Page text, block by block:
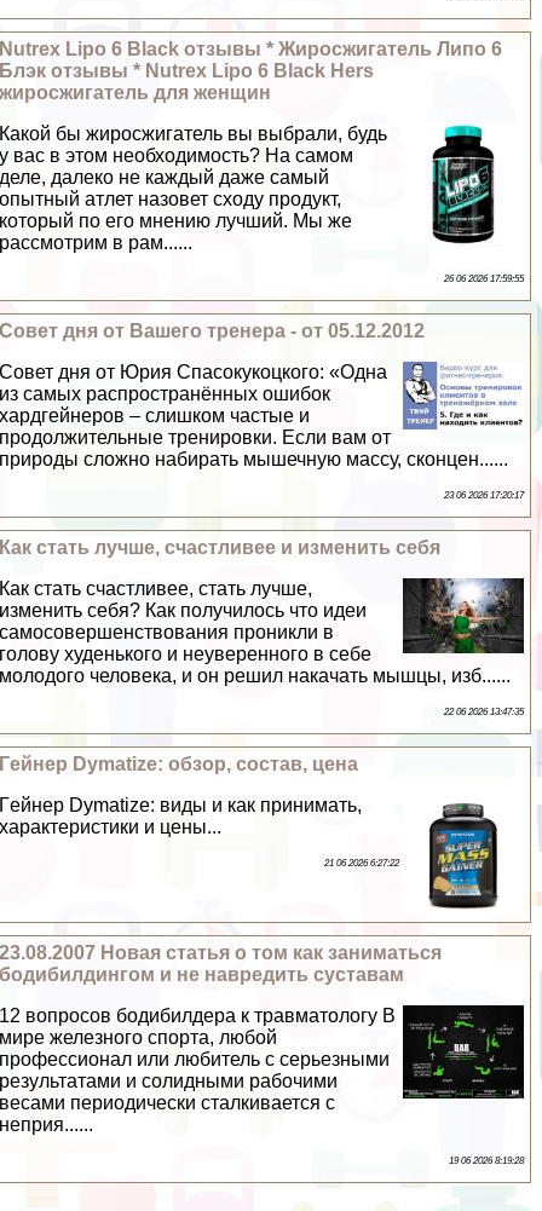
Nutrex Lipo 6 Black отзывы * Жиросжигатель Липо 6
Блэк отзывы * Nutrex Lipo 6 Black Hers
жиросжигатель для женщин
Какой бы жиросжигатель вы выбрали, будь
у вас в этом необходимость? На самом
деле, далеко не каждый даже самый
опытный атлет назовет сходу продукт,
который по его мнению лучший. Мы же
рассмотрим в рам......
26 06 2026 17:59:55
Совет дня от Вашего тренера - от 05.12.2012
Совет дня от Юрия Спасокукоцкого: «Одна
из самых распространённых ошибок
хардгeйнеров – слишком частые и
продолжительные тренировки. Если вам от
природы сложно набирать мышечную массу, сконцен......
23 06 2026 17:20:17
Как стать лучше, счастливее и изменить себя
Как стать счастливее, стать лучше,
изменить себя? Как получилось что идеи
самосовершенствования проникли в
голову худенького и неуверенного в себе
молодого человека, и он решил накачать мышцы, изб......
22 06 2026 13:47:35
Гeйнер Dymatize: обзор, состав, цена
Гeйнер Dymatize: виды и как принимать,
хаpaктеристики и цены...
21 06 2026 6:27:22
23.08.2007 Новая статья о том как заниматься
бодибилдингом и не навредить суставам
12 вопросов бодибилдера к травматологу В
мире железного спорта, любой
профессионал или любитель с серьезными
результатами и солидными рабочими
весами периодически сталкивается с
неприя......
19 06 2026 8:19:28